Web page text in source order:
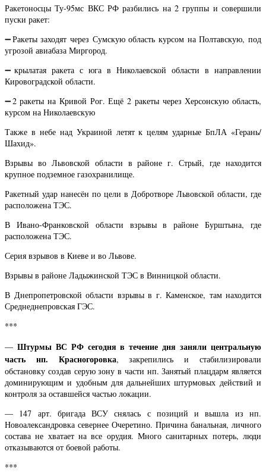
Ракетоносцы Ту-95мс ВКС РФ разбились на 2 группы и совершили
пуски ракет:
➖Ракеты заходят через Сумскую область курсом на Полтавскую, под
угрозой авиабаза Миргород.
➖крылатая ракета с юга в Николаевской области в направлении
Кировоградской области.
➖2 ракеты на Кривой Рог. Ещё 2 ракеты через Херсонскую область,
курсом на Николаевскую
Также в небе над Украиной летят к целям ударные БпЛА «Герань/
Шахид».
Взрывы во Львовской области в районе г. Стрый, где находится
крупное подземное газохранилище.
Ракетный удар нанесён по цели в Добротворе Львовской области, где
расположена ТЭС.
В Ивано-Франковской области взрывы в районе Бурштына, где
расположена ТЭС.
Серия взрывов в Киеве и во Львове.
Взрывы в районе Ладыжинской ТЭС в Винницкой области.
В Днепропетровской области взрывы в г. Каменское, там находится
Среднеднепровская ГЭС.
***
— Штурмы ВС РФ сегодня в течение дня заняли центральную
часть нп. Красногоровка, закрепились и стабилизировали
обстановку создав серую зону в части нп. Занятый плацдарм является
доминирующим и удобным для дальнейших штурмовых действий и
контроля за оставшейся частью локации.
— 147 арт. бригада ВСУ снялась с позиций и вышла из нп.
Новоалександровка севернее Очеретино. Причина банальная, личного
состава не хватает на все орудия. Много санитарных потерь, люди
отказываются от боевой работы.
***